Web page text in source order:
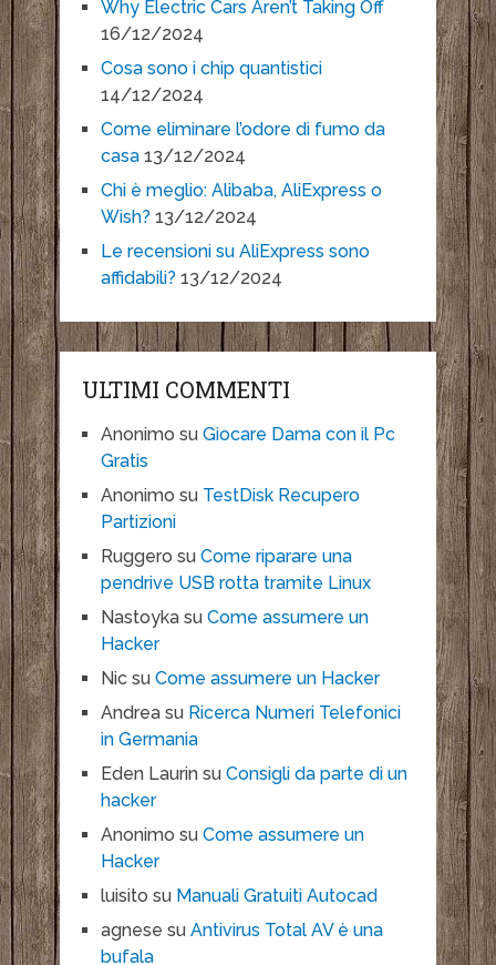
Why Electric Cars Aren’t Taking Off
16/12/2024
Cosa sono i chip quantistici
14/12/2024
Come eliminare l’odore di fumo da
casa 13/12/2024
Chi è meglio: Alibaba, AliExpress o
Wish? 13/12/2024
Le recensioni su AliExpress sono
affidabili? 13/12/2024
ULTIMI COMMENTI
Anonimo su Giocare Dama con il Pc
Gratis
Anonimo su TestDisk Recupero
Partizioni
Ruggero su Come riparare una
pendrive USB rotta tramite Linux
Nastoykasu Come assumere un
Hacker
Nicsu Come assumere un Hacker
Andreasu Ricerca Numeri Telefonici
in Germania
Eden Laurinsu Consigli da parte di un
hacker
Anonimo su Come assumere un
Hacker
luisito su Manuali Gratuiti Autocad
agnese su Antivirus Total AV è una
bufala